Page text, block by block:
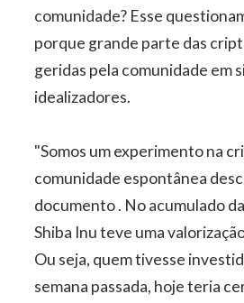
comunidade? Esse
porque grande parte das
geridas pela comunidade em
idealizadores.
"Somos um experimento na
comunidade espontânea
documento . No acumulado
Shiba Inu teve uma
Ou seja, quem tivesse
semana passada, hoje teria